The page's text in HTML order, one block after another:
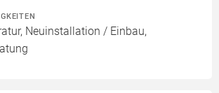
Neuinstallation / Einbau,